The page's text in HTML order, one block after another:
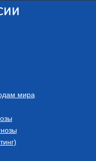
мира